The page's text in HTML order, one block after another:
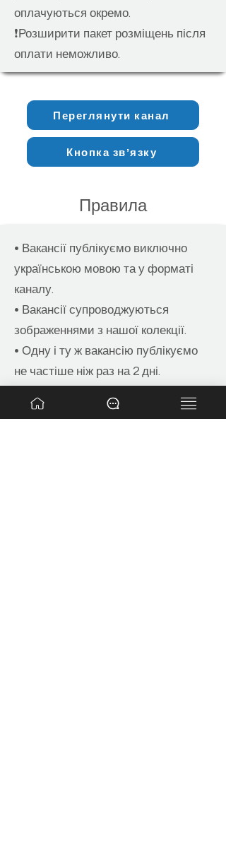
оплачуються окремо.
❗️Розширити пакет розміщень після
оплати неможливо.
Переглянути канал
Кнопка звʼязку
Правила
• Вакансії публікуємо виключно
українською мовою та у форматі
каналу.
• Вакансії супроводжуються
зображеннями з нашої колекції.
• Одну і ту ж вакансію публікуємо
не частіше ніж раз на 2 дні.
вакансія видаляється без